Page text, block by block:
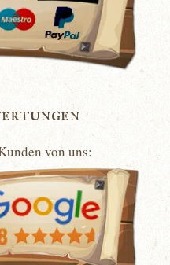
von uns: